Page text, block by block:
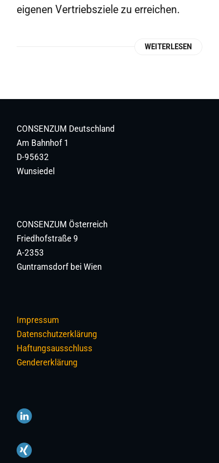
eigenen Vertriebsziele zu erreichen.
WEITERLESEN
CONSENZUM Deutschland
Am Bahnhof 1
D-95632
Wunsiedel
CONSENZUM Österreich
Friedhofstraße 9
A-2353
Guntramsdorf bei Wien
Impressum
Datenschutzerklärung
Haftungsausschluss
Gendererklärung